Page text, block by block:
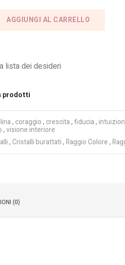
AGGIUNGI AL CARRELLO
lista dei desideri
prodotti
, coraggio, crescita,fiducia,
,visione interiore
,Cristalli burattati,Raggio Colore,
(0)